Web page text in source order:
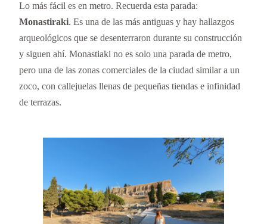
Lo más fácil es en metro. Recuerda esta parada:
Monastiraki. Es una de las más antiguas y hay hallazgos
arqueológicos que se desenterraron durante su construcción
y siguen ahí. Monastiaki no es solo una parada de metro,
pero una de las zonas comerciales de la ciudad similar a un
zoco, con callejuelas llenas de pequeñas tiendas e infinidad
de terrazas.